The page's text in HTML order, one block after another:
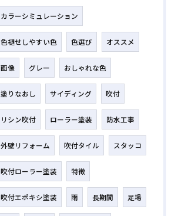
カラーシミュレーション
色褪せしやすい色 色選び オススメ
画像 グレー おしゃれな色
塗りなおし サイディング 吹付
リシン吹付 ローラー塗装 防水工事
外壁リフォーム 吹付タイル スタッコ
吹付ローラー塗装 特徴
吹付エポキシ塗装 雨 長期間 足場